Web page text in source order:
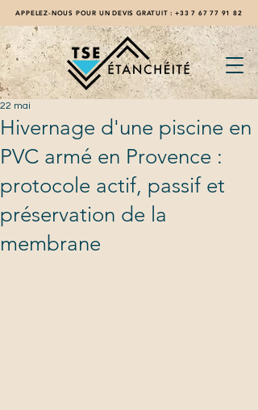
APPELEZ-NOUS POUR UN DEVIS GRATUIT : +33 7 67 77 91 82
Hivernage d'une piscine en
PVC armé en Provence :
protocole actif, passif et
préservation de la
membrane
22 mai